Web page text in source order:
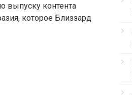
выпуску контента
которое Близзард